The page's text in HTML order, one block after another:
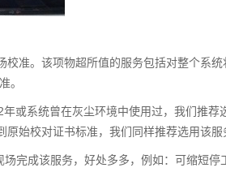
准。该项物超所值的服务包括对整个系
。
或系统曾在灰尘环境中使用过，我们推荐
始校对证书标准，我们同样推荐选用该服
完成该服务，好处多多，例如：可缩短停